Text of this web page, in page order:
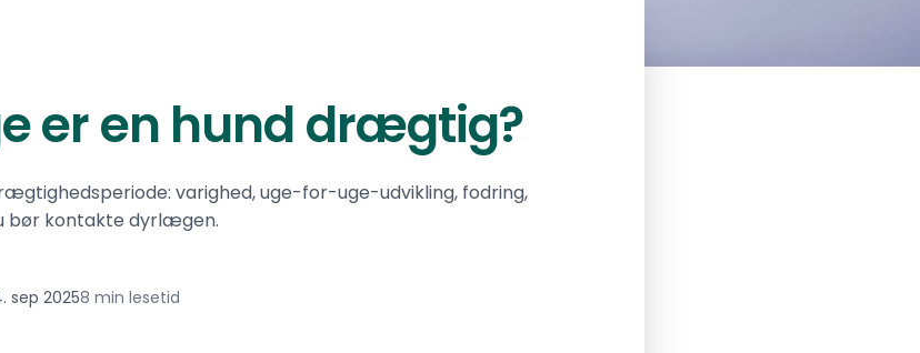
er en hund drægtig?
varighed, uge-for-uge-udvikling, fodring,
bør kontakte dyrlægen.
sep 20258 min lesetid